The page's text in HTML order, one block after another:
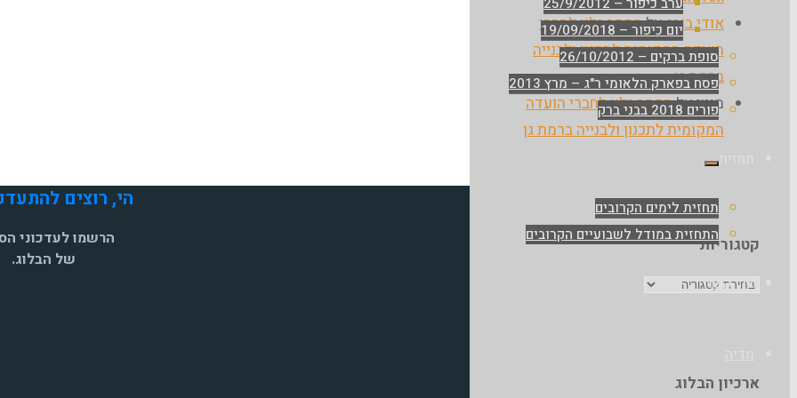
יום כיפור – 19/09/2018
סופת ברקים – 26/10/2012
פסח בפארק הלאומי ר"ג – מרץ 2013
פורים 2018 בבני ברק
תחזית לימים הקרובים
התחזית במודל לשבועיים הקרובים
צרו קשר
אודי בורגעלמכתב גלוי לחברי
הועדה המקומית לתכנון ולבנייה
ברמת גן
מוטיעלמכתב גלוי לחברי הועדה
המקומית לתכנון ולבנייה ברמת גן
קטגוריות
קטגוריות
ארכיון הבלוג
הי, רוצים
הרשמו לעדכוני
של הבלוג.